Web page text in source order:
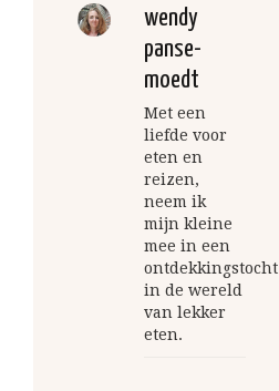
wendy
panse-
moedt
Met een
liefde voor
eten en
reizen,
neem ik
mijn kleine
mee in een
ontdekkingstocht
in de wereld
van lekker
eten.